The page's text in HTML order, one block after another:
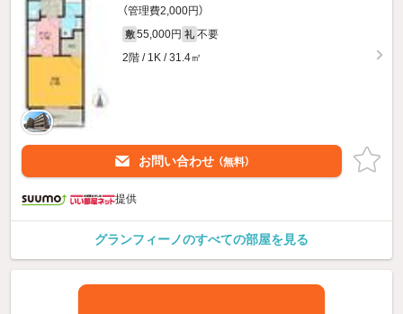
（管理費2,000円）
敷 55,000円 礼 不要
2階 / 1K / 31.4㎡
お問い合わせ （無料）
提供
グランフィーノのすべての部屋を見る